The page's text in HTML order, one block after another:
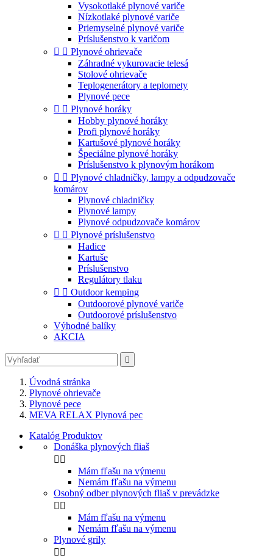
Vysokotlaké plynové variče
Nízkotlaké plynové variče
Priemyselné plynové variče
Príslušenstvo k varičom
  Plynové ohrievače
Záhradné vykurovacie telesá
Stolové ohrievače
Teplogenerátory a teplomety
Plynové pece
  Plynové horáky
Hobby plynové horáky
Profi plynové horáky
Kartušové plynové horáky
Špeciálne plynové horáky
Príslušenstvo k plynovým horákom
  Plynové chladničky, lampy a odpudzovače
komárov
Plynové chladničky
Plynové lampy
Plynové odpudzovače komárov
  Plynové príslušenstvo
Hadice
Kartuše
Príslušenstvo
Regulátory tlaku
  Outdoor kemping
Outdoorové plynové variče
Outdoorové príslušenstvo
Výhodné balíky
AKCIA

Úvodná stránka
Plynové ohrievače
Plynové pece
MEVA RELAX Plynová pec
Katalóg Produktov
Donáška plynových fliaš
 
Mám fľašu na výmenu
Nemám fľašu na výmenu
Osobný odber plynových fliaš v prevádzke
 
Mám fľašu na výmenu
Nemám fľašu na výmenu
Plynové grily
 